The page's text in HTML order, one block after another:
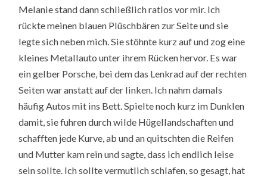
Melanie stand dann schließlich ratlos vor mir. Ich
rückte meinen blauen Plüschbären zur Seite und sie
legte sich neben mich. Sie stöhnte kurz auf und zog eine
kleines Metallauto unter ihrem Rücken hervor. Es war
ein gelber Porsche, bei dem das Lenkrad auf der rechten
Seiten war anstatt auf der linken. Ich nahm damals
häufig Autos mit ins Bett. Spielte noch kurz im Dunklen
damit, sie fuhren durch wilde Hügellandschaften und
schafften jede Kurve, ab und an quitschten die Reifen
und Mutter kam rein und sagte, dass ich endlich leise
sein sollte. Ich sollte vermutlich schlafen, so gesagt, hat